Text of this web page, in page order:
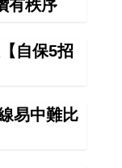
有秩序
自保5招
易中難比